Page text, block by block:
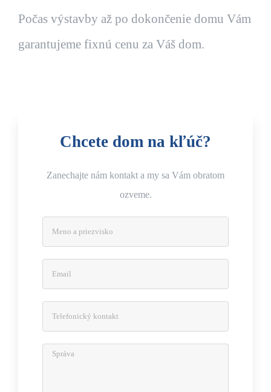
Počas výstavby až po dokončenie domu Vám
garantujeme fixnú cenu za Váš dom.
Chcete dom na kľúč?
Zanechajte nám kontakt a my sa Vám obratom
ozveme.